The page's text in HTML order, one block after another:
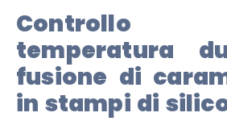
temperatura
fusione di
in stampi di